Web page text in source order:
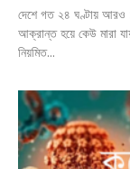
দেশে গত ২৪ ঘণ্টায় আরও
আক্রান্ত হয়ে কেউ মারা
নিয়মিত...